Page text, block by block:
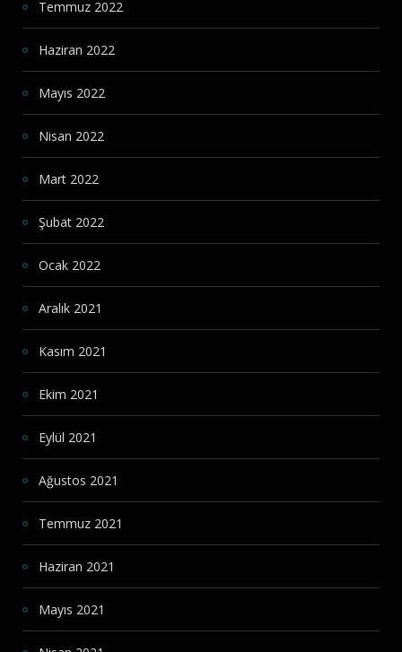
Temmuz 2022
Haziran 2022
Mayıs 2022
Nisan 2022
Mart 2022
Şubat 2022
Ocak 2022
Aralık 2021
Kasım 2021
Ekim 2021
Eylül 2021
Ağustos 2021
Temmuz 2021
Haziran 2021
Mayıs 2021